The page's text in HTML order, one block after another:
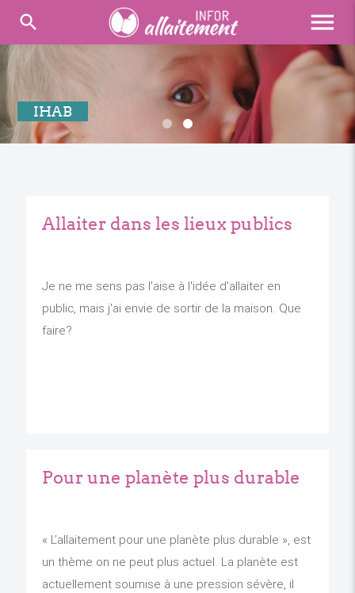
search menu
IHAB
Allaiter dans les lieux publics
Je ne me sens pas l'aise à l'idée d'allaiter en
public, mais j'ai envie de sortir de la maison. Que
faire?
Pour une planète plus durable
« L’allaitement pour une planète plus durable », est
un thème on ne peut plus actuel. La planète est
actuellement soumise à une pression sévère, il